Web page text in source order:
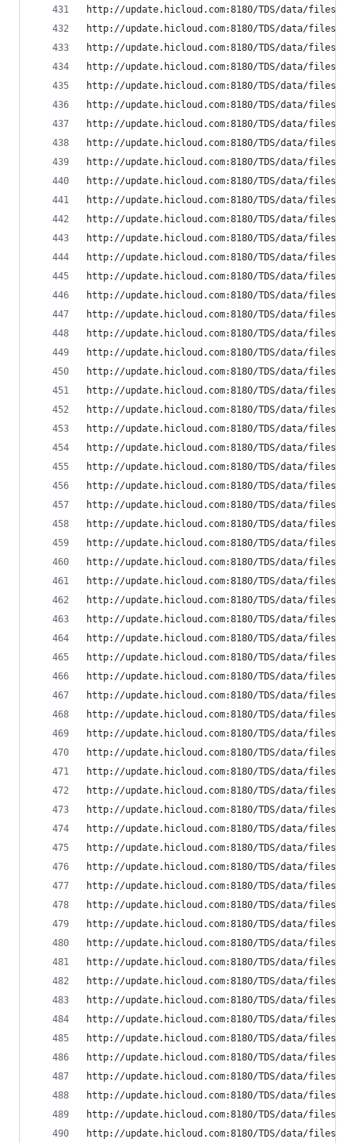
http://update.hicloud.com:8180/TDS/data/files/p9/
http://update.hicloud.com:8180/TDS/data/
http://update.hicloud.com:8180/TDS/data/files/p9/
http://update.hicloud.com:8180/TDS/data/files/p9/
http://update.hicloud.com:8180/TDS/data/files/p9/
http://update.hicloud.com:8180/TDS/data/files/p9/
http://update.hicloud.com:8180/TDS/data/files/p9/
http://update.hicloud.com:8180/TDS/data/files/p9/
http://update.hicloud.com:8180/TDS/data/files/p9/
http://update.hicloud.com:8180/TDS/data/files/p9/
http://update.hicloud.com:8180/TDS/data/files/
http://update.hicloud.com:8180/TDS/data/files/
http://update.hicloud.com:8180/TDS/data/files/p9/
http://update.hicloud.com:8180/TDS/data/files/p9/
http://update.hicloud.com:8180/TDS/data/files/p9/
http://update.hicloud.com:8180/TDS/data/files/p9/
http://update.hicloud.com:8180/TDS/data/files/p9/
http://update.hicloud.com:8180/TDS/data/files/p9/
http://update.hicloud.com:8180/TDS/data/files/p9/
http://update.hicloud.com:8180/TDS/data/files/
http://update.hicloud.com:8180/TDS/data/files/
http://update.hicloud.com:8180/TDS/data/files/p9/
http://update.hicloud.com:8180/TDS/data/files/p9/
http://update.hicloud.com:8180/TDS/data/files/
http://update.hicloud.com:8180/TDS/data/files/
http://update.hicloud.com:8180/TDS/data/files/
http://update.hicloud.com:8180/TDS/data/files/
http://update.hicloud.com:8180/TDS/data/files/p9/
http://update.hicloud.com:8180/TDS/data/files/p9/
http://update.hicloud.com:8180/TDS/data/files/p9/
http://update.hicloud.com:8180/TDS/data/files/p9/
http://update.hicloud.com:8180/TDS/data/files/
http://update.hicloud.com:8180/TDS/data/files/p9/
http://update.hicloud.com:8180/TDS/data/files/p9/
http://update.hicloud.com:8180/TDS/data/files/p9/
http://update.hicloud.com:8180/TDS/data/files/p9/
http://update.hicloud.com:8180/TDS/data/files/p9/
http://update.hicloud.com:8180/TDS/data/files/p9/
http://update.hicloud.com:8180/TDS/data/files/p9/
http://update.hicloud.com:8180/TDS/data/files/p9/
http://update.hicloud.com:8180/TDS/data/files/
http://update.hicloud.com:8180/TDS/data/files/p9/
http://update.hicloud.com:8180/TDS/data/files/
http://update.hicloud.com:8180/TDS/data/files/p9/
http://update.hicloud.com:8180/TDS/data/files/p9/
http://update.hicloud.com:8180/TDS/data/files/
http://update.hicloud.com:8180/TDS/data/files/p9/
http://update.hicloud.com:8180/TDS/data/files/p9/
http://update.hicloud.com:8180/TDS/data/files/p9/
http://update.hicloud.com:8180/TDS/data/files/p9/
http://update.hicloud.com:8180/TDS/data/files/p9/
http://update.hicloud.com:8180/TDS/data/files/p9/
http://update.hicloud.com:8180/TDS/data/files/p9/
http://update.hicloud.com:8180/TDS/data/files/p9/
http://update.hicloud.com:8180/TDS/data/files/p9/
http://update.hicloud.com:8180/TDS/data/files/p9/
http://update.hicloud.com:8180/TDS/data/files/p9/
http://update.hicloud.com:8180/TDS/data/files/
http://update.hicloud.com:8180/TDS/data/files/p9/
http://update.hicloud.com:8180/TDS/data/files/p9/